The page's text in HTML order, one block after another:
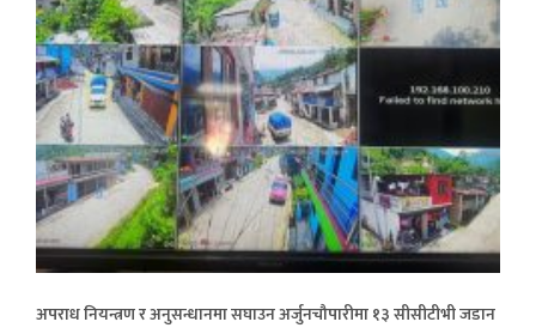
अपराध नियन्त्रण र अनुसन्धानमा सघाउन अर्जुनचौपारीमा १३ सीसीटीभी जडान